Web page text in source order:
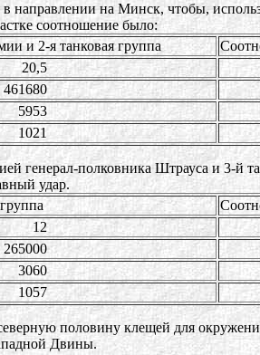
направлении на Минск, чтобы,
соотношение было:
и 2-я танковая группа
генерал-полковника Штрауса и 3-й
удар.
половину клещей для
Двины.